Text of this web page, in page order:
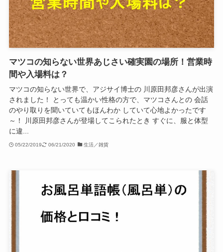
マツコの知らない世界あじさい確実園の場所！営業時
間や入場料は？
マツコの知らない世界で、アジサイ博士の 川原田邦彦さんが出演
されました！ とっても温かい性格の方で、マツコさんとの 会話
のやり取りを聞いていてもほんわか していて心地よかったです
～！ 川原田邦彦さんが登場してこられたとき すぐに、服と体型
に違...
05/22/2019 06/21/2020 生活／雑貨